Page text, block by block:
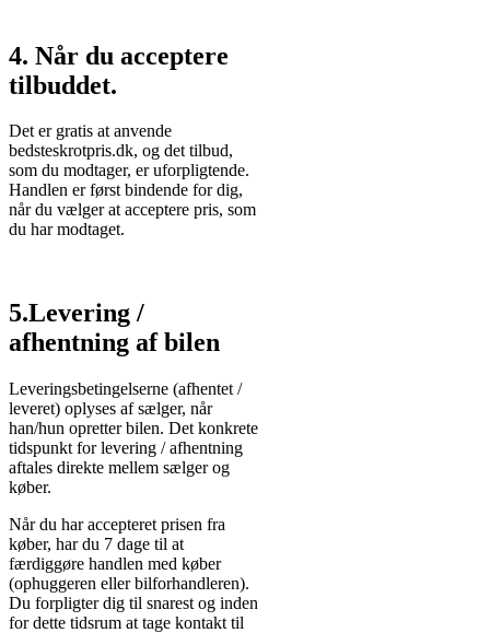
4. Når du acceptere
tilbuddet.
Det er gratis at anvende
bedsteskrotpris.dk, og det tilbud,
som du modtager, er uforpligtende.
Handlen er først bindende for dig,
når du vælger at acceptere pris, som
du har modtaget.
5.Levering /
afhentning af bilen
Leveringsbetingelserne (afhentet /
leveret) oplyses af sælger, når
han/hun opretter bilen. Det konkrete
tidspunkt for levering / afhentning
aftales direkte mellem sælger og
køber.
Når du har accepteret prisen fra
køber, har du 7 dage til at
færdiggøre handlen med køber
(ophuggeren eller bilforhandleren).
Du forpligter dig til snarest og inden
for dette tidsrum at tage kontakt til